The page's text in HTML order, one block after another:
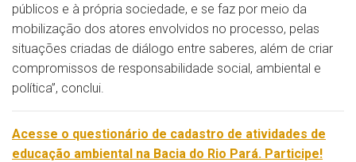
públicos e à própria sociedade, e se faz por meio da
mobilização dos atores envolvidos no processo, pelas
situações criadas de diálogo entre saberes, além de criar
compromissos de responsabilidade social, ambiental e
política”, conclui.
Acesse o questionário de cadastro de atividades de
educação ambiental na Bacia do Rio Pará. Participe!